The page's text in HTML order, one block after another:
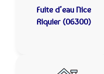
Fuite d’eau Nice
Riquier (06300)